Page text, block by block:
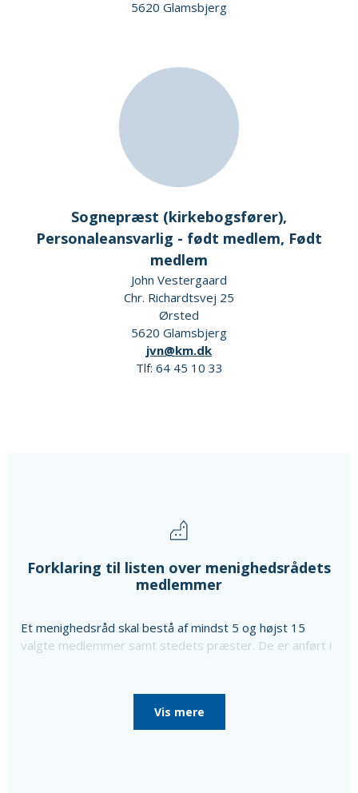
5620 Glamsbjerg
Sognepræst (kirkebogsfører),
Personaleansvarlig - født medlem, Født
medlem
John Vestergaard
Chr. Richardtsvej 25
Ørsted
5620 Glamsbjerg
jvn@km.dk
Tlf: 64 45 10 33
Forklaring til listen over menighedsrådets
medlemmer
Et menighedsråd skal bestå af mindst 5 og højst 15
valgte medlemmer samt stedets præster. De er anført i
menighedsrådet konstituerede sig, til særlige poster
som bl.a. kirkeværge og regnskabsfører.
Disse personer er i så fald nævnt efter de valgte
Vis mere